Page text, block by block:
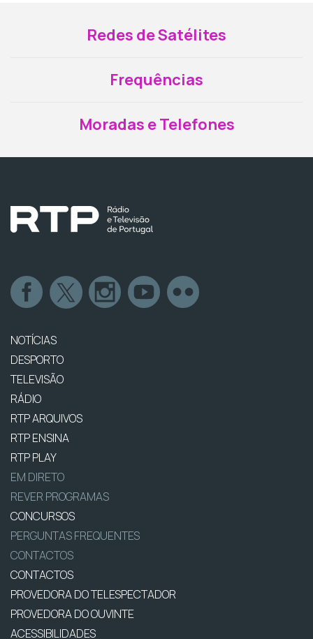
Redes de Satélites
Frequências
Moradas e Telefones
NOTÍCIAS
DESPORTO
TELEVISÃO
RÁDIO
RTP ARQUIVOS
RTP ENSINA
RTP PLAY
EM DIRETO
REVER PROGRAMAS
CONCURSOS
PERGUNTAS FREQUENTES
CONTACTOS
CONTACTOS
PROVEDORA DO TELESPECTADOR
PROVEDORA DO OUVINTE
ACESSIBILIDADES